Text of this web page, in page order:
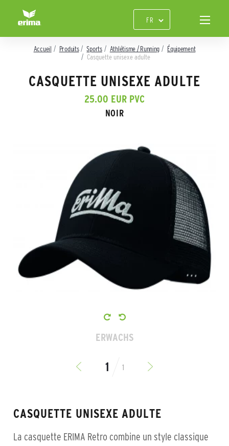
Accueil Produits Sports Athlétisme / Running
Équipement
Casquette unisexe adulte
CASQUETTE UNISEXE ADULTE
25.00 EUR PVC
NOIR
ERWACHS
1
CASQUETTE UNISEXE ADULTE
La casquette ERIMA Retro combine un style classique